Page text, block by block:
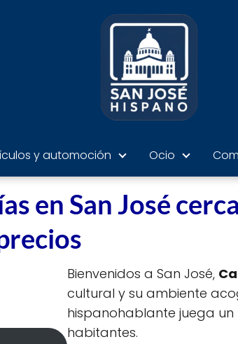
y automoción Ocio
en San José
Bienvenidos a San José,
cultural y su ambiente
hispanohablante juega
habitantes.